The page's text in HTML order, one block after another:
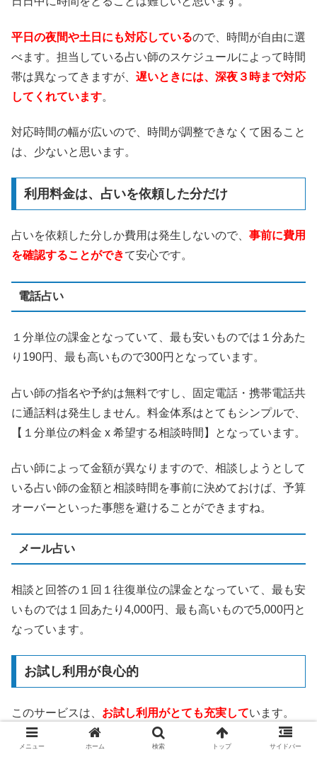
平日の夜間や土日にも対応しているので、時間が自由に選
べます。担当している占い師のスケジュールによって時間
帯は異なってきますが、 遅いときには、深夜３時まで対応
してくれています。
対応時間の幅が広いので、時間が調整できなくて困ること
は、少ないと思います。
利用料金は、占いを依頼した分だけ
占いを依頼した分しか費用は発生しないので、 事前に費用
を確認することができて安心です。
電話占い
１分単位の課金となっていて、最も安いものでは１分あた
り190円、最も高いもので300円となっています。
占い師の指名や予約は無料ですし、固定電話・携帯電話共
に通話料は発生しません。料金体系はとてもシンプルで、
【１分単位の料金 x 希望する相談時間】となっています。
占い師によって金額が異なりますので、相談しようとして
いる占い師の金額と相談時間を事前に決めておけば、予算
オーバーといった事態を避けることができますね。
メール占い
相談と回答の１回１往復単位の課金となっていて、最も安
いものでは１回あたり4,000円、最も高いもので5,000円と
なっています。
お試し利用が良心的
このサービスは、 お試し利用がとても充実しています。
メニュー ホーム 検索 トップ サイドバー